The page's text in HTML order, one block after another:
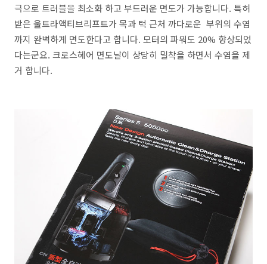
극으로 트러블을 최소화 하고 부드러운 면도가 가능합니다. 특허
받은 울트라액티브리프트가 목과 턱 근처 까다로운 부위의 수염
까지 완벽하게 면도한다고 합니다. 모터의 파워도 20% 향상되었
다는군요. 크로스헤어 면도날이 상당히 밀착을 하면서 수염을 제
거 합니다.